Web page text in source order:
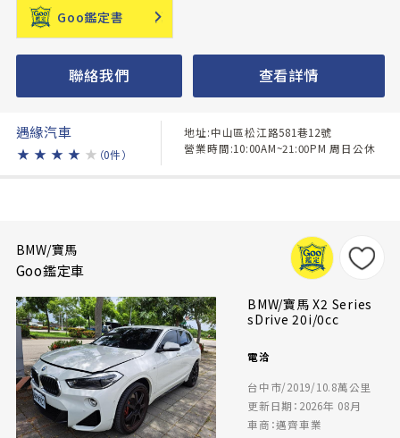
Goo鑑定書
聯絡我們 查看詳情
遇緣汽車
★ ★ ★ ★ ★ （0件）
地址:中山區松江路581巷12號
營業時間:10:00AM~21:00PM 周日公休
BMW/寶馬
Goo鑑定車
BMW/寶馬 X2 Series
sDrive 20i/0cc
電洽
台中市/2019/10.8萬公里
更新日期：2026年 08月
車商：邁齊車業